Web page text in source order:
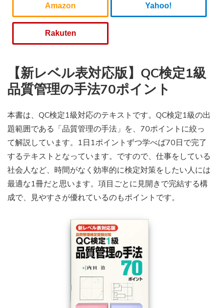
Amazon Yahoo!
Rakuten
【新レベル表対応版】QC検定1級
品質管理の手法70ポイント
本書は、QC検定1級対応のテキストです。QC検定1級の出
題範囲である「品質管理の手法」を、70ポイントに絞っ
て解説しています。1日1ポイントずつ学べば70日で完了
するテキストとなっています。ですので、仕事をしている
社会人など、時間がなく効率的に検定対策をしたい人には
最適な1冊だと思います。項目ごとに見開きで完結する構
成で、見やすさが優れているのもポイントです。